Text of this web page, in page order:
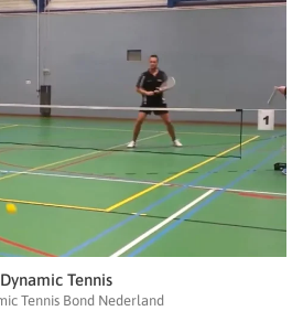
Dynamic Tennis
Tennis Bond Nederland